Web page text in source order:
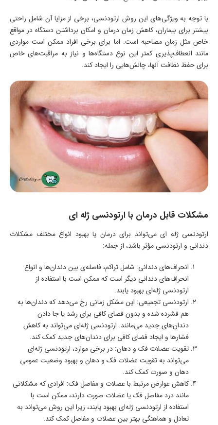
با توجه به ویژگی‌های این روش ارتودنسی، برخی از مزایا آن شامل راحتی
بیشتر برای بیماران، کاهش زمان درمان و امکان برداشتن دستگاه در مواقع
خاص مثل زمان مصاحبه‌ است. اما برای برخی افراد ممکن است مواردی
مانند انعطاف‌پذیری کمتر این نوع دستگاه‌ها و نیاز به مراقبت‌های خاص
برای حفظ نظافت آنها، چالش‌هایی را ایجاد کند.
مشکلات قابل درمان با ارتودنسی ژله‌ ای
ارتودنسی ژله ای می‌تواند برای درمان یا بهبود انواع مختلف مشکلات
دندانی و ارتودنسی مؤثر باشد، از جمله:
انحراف‌های دندانی: شامل تراکم، فاصله‌ی بین دندان‌ها و انواع
انحراف‌های دندانی دیگر است که ممکن است با استفاده از
ارتودنسی ژله‌ای بهبود یابند.
ارتودنسی تجمیعی: این مشکل زمانی رخ می‌دهد که دندان‌ها به
هم فشرده شده و بدون فضای کافی برای رشد یا جا دادن
دندان‌های جدید می‌مانند. ارتودنسی ژله‌ای می‌تواند به کاهش
فشارها و ایجاد فضای کافی برای دندان‌های جدید کمک کند.
تقویت عضلات فک و دهان: در برخی موارد، ارتودنسی ژله‌ای
می‌تواند به تقویت عضلات فک و دهان و بهبود وضعیت عمومی
دهان و صورت کمک کند.
کاهش عوارض مرتبط با عضلات و مفاصل فک: افرادی که مشکلاتی
مانند درد مفاصل فک یا عضلات صورت دارند، ممکن است با
استفاده از ارتودنسی ژله‌ای بهبود یابند، زیرا این روش می‌تواند به
تعادل و هماهنگی بهتر بین عضلات و مفاصل کمک کند.